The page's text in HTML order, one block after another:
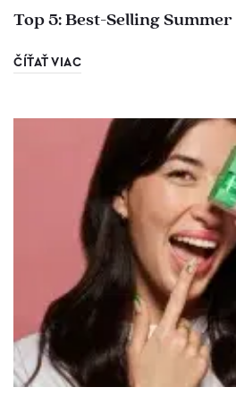
Top 5: Best-Selling Summer
ČÍŤAŤ VIAC